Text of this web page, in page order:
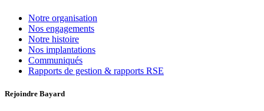
Notre organisation
Nos engagements
Notre histoire
Nos implantations
Communiqués
Rapports de gestion & rapports RSE
Rejoindre Bayard